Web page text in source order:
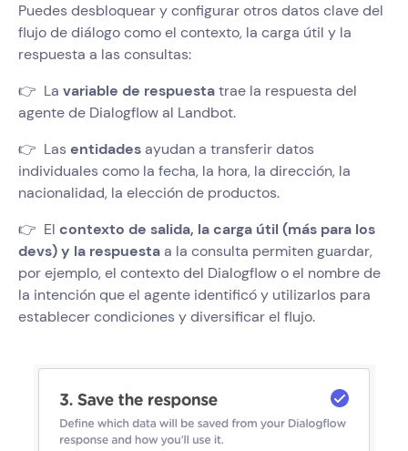
Puedes desbloquear y configurar otros datos clave del
flujo de diálogo como el contexto, la carga útil y la
respuesta a las consultas:
👉 La variable de respuestatrae la respuesta del
agente de Dialogflow al Landbot.
👉 Las entidadesayudan a transferir datos
individuales como la fecha, la hora, la dirección, la
nacionalidad, la elección de productos.
👉 El contexto de salida, la carga útil (más para los
devs) y la respuestaa la consulta permiten guardar,
por ejemplo, el contexto del Dialogflow o el nombre de
la intención que el agente identificó y utilizarlos para
establecer condiciones y diversificar el flujo.